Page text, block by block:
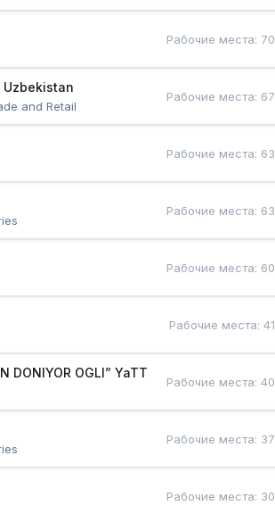
Рабочие места: 70
Uzbekistan
and Retail
Рабочие места: 67
Рабочие места: 63
Рабочие места: 63
Рабочие места: 60
Рабочие места:41
DONIYOR OGLI” YaTT
Рабочие места:40
Рабочие места: 37
Рабочие места: 30